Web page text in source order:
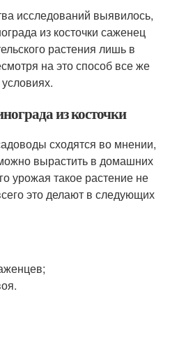
исследований выявилось,
из косточки саженец
растения лишь в
на это способ все же
из косточки
сходятся во мнении,
вырастить в домашних
урожая такое растение не
это делают в следующих